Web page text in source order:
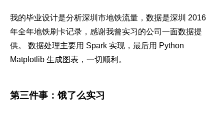
我的毕业设计是分析深圳市地铁流量，数据是深圳 2016
年全年地铁刷卡记录，感谢我曾实习的公司一面数据提
供。 数据处理主要用 Spark 实现，最后用 Python
Matplotlib 生成图表，一切顺利。
第三件事：饿了么实习